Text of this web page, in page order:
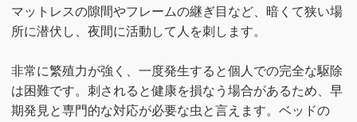
マットレスの隙間やフレームの継ぎ目など、暗くて狭い場
所に潜伏し、夜間に活動して人を刺します。
非常に繁殖力が強く、一度発生すると個人での完全な駆除
は困難です。刺されると健康を損なう場合があるため、早
期発見と専門的な対応が必要な虫と言えます。ベッドの